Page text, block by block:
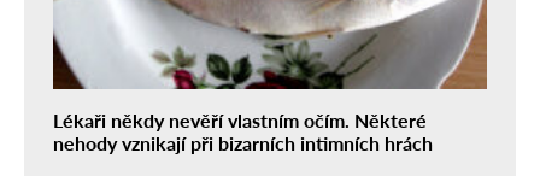
Lékaři někdy nevěří vlastním očím. Některé
nehody vznikají při bizarních intimních hrách